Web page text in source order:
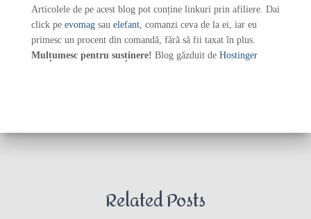
Articolele de pe acest blog pot conține linkuri prin afiliere. Dai
click pe evomag sau elefant, comanzi ceva de la ei, iar eu
primesc un procent din comandă, fără să fii taxat în plus.
Mulțumesc pentru susținere! Blog găzduit de Hostinger
Related Posts